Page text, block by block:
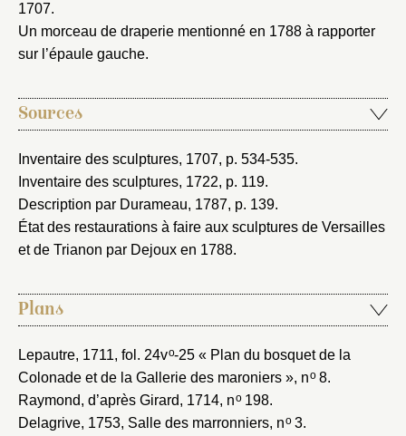
1707.
Un morceau de draperie mentionné en 1788 à rapporter
sur l’épaule gauche.
Sources
Inventaire des sculptures, 1707, p. 534-535.
Inventaire des sculptures, 1722, p. 119.
Description par Durameau, 1787, p. 139.
État des restaurations à faire aux sculptures de Versailles
et de Trianon par Dejoux en 1788.
Plans
Lepautre, 1711, fol. 24vo-25 « Plan du bosquet de la
Colonade et de la Gallerie des maroniers », no8.
Raymond, d’après Girard, 1714, no198.
Delagrive, 1753, Salle des marronniers, no3.